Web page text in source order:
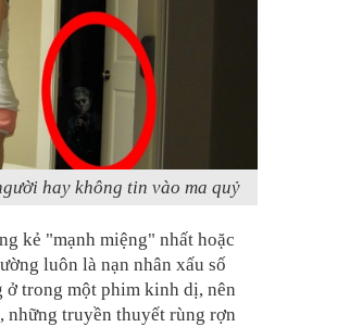
hay không tin vào ma quỷ
kẻ "mạnh miệng" nhất hoặc
luôn là nạn nhân xấu số
ở trong một phim kinh dị, nên
những truyền thuyết rùng rợn